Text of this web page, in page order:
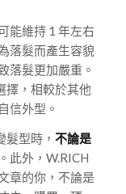
能維持 1 年左右
落髮而產生容貌
落髮更加嚴重。
擇，相較於其他
信外型。
型時， 不論是
此外，W.RICH
章的你，不論是